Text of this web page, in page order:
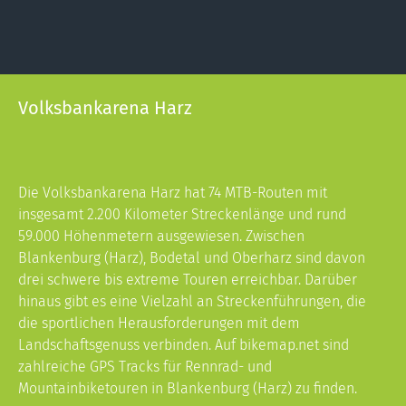
Volksbankarena Harz
Die Volksbankarena Harz hat 74 MTB-Routen mit
insgesamt 2.200 Kilometer Streckenlänge und rund
59.000 Höhenmetern ausgewiesen. Zwischen
Blankenburg (Harz), Bodetal und Oberharz sind davon
drei schwere bis extreme Touren erreichbar. Darüber
hinaus gibt es eine Vielzahl an Streckenführungen, die
die sportlichen Herausforderungen mit dem
Landschaftsgenuss verbinden. Auf bikemap.net sind
zahlreiche GPS Tracks für Rennrad- und
Mountainbiketouren in Blankenburg (Harz) zu finden.